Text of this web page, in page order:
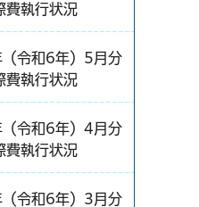
費執行状況
令和6年）5月分
費執行状況
令和6年）4月分
費執行状況
令和6年）3月分